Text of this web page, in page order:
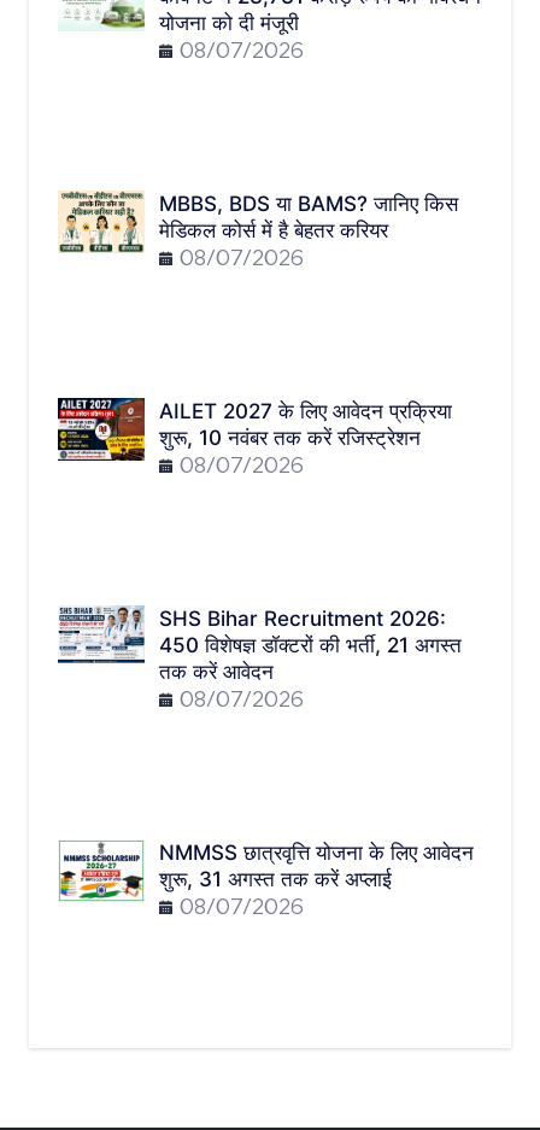
योजना को दी मंजूरी
08/07/2026
MBBS, BDS या BAMS? जानिए किस
मेडिकल कोर्स में है बेहतर करियर
08/07/2026
AILET 2027 के लिए आवेदन प्रक्रिया
शुरू, 10 नवंबर तक करें रजिस्ट्रेशन
08/07/2026
SHS Bihar Recruitment 2026:
450 विशेषज्ञ डॉक्टरों की भर्ती, 21 अगस्त
तक करें आवेदन
08/07/2026
NMMSS छात्रवृत्ति योजना के लिए आवेदन
शुरू, 31 अगस्त तक करें अप्लाई
08/07/2026